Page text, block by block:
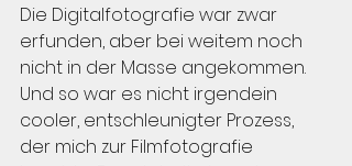
Die Digitalfotografie war zwar
erfunden, aber bei weitem noch
nicht in der Masse angekommen.
Und so war es nicht irgendein
cooler, entschleunigter Prozess,
der mich zur Filmfotografie